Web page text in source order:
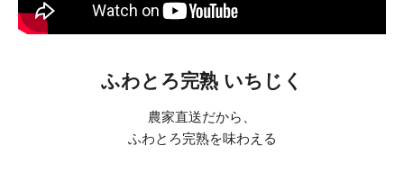
ふわとろ完熟 いちじく
農家直送だから、
ふわとろ完熟を味わえる